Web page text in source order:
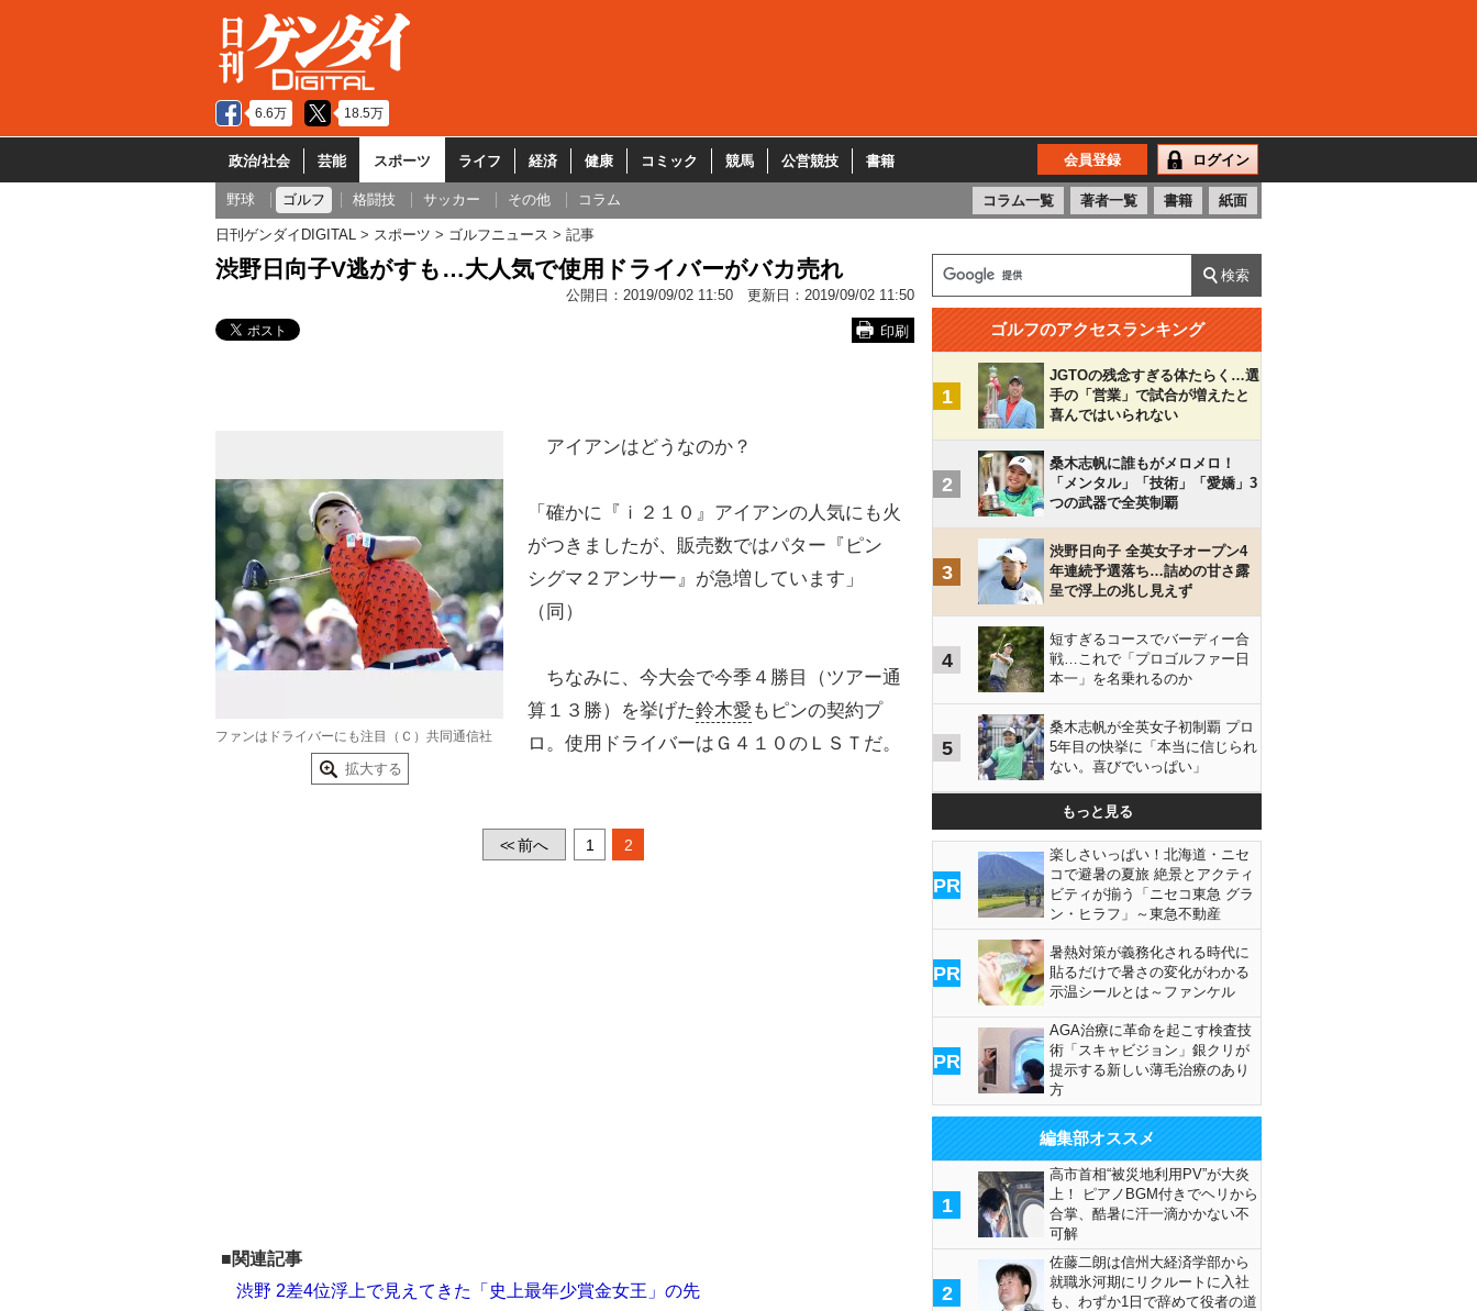
6.6万 18.5万
政治/社会 芸能 スポーツ ライフ 経済 健康 コミック 競馬 公営競技 書籍 会員登録 ログイン
野球 ゴルフ 格闘技 サッカー その他 コラム コラム一覧 著者一覧 書籍 紙面
日刊ゲンダイDIGITAL スポーツ ゴルフニュース 記事
渋野日向子V逃がすも…大人気で使用ドライバーがバカ売れ
公開日： 2019/09/02 11:50 更新日： 2019/09/02 11:50
印刷
ファンはドライバーにも注目（Ｃ）共同通信社
拡大する
アイアンはどうなのか？
「確かに『ｉ２１０』アイアンの人気にも火
がつきましたが、販売数ではパター『ピン
シグマ２アンサー』が急増しています」
（同）
ちなみに、今大会で今季４勝目（ツアー通
算１３勝）を挙げた鈴木愛 もピンの契約プ
ロ。使用ドライバーはＧ４１０のＬＳＴだ。
<<前へ 1 2
■関連記事
渋野 2差4位浮上で見えてきた「史上最年少賞金女王」の先
ゴルフのアクセスランキング
1
JGTOの残念すぎる体たらく…選
手の「営業」で試合が増えたと
喜んではいられない
2
桑木志帆に誰もがメロメロ！
「メンタル」「技術」「愛嬌」3
つの武器で全英制覇
3
渋野日向子 全英女子オープン4
年連続予選落ち…詰めの甘さ露
呈で浮上の兆し見えず
4
短すぎるコースでバーディー合
戦…これで「プロゴルファー日
本一」を名乗れるのか
5
桑木志帆が全英女子初制覇 プロ
5年目の快挙に「本当に信じられ
ない。喜びでいっぱい」
もっと見る
PR
楽しさいっぱい！北海道・ニセ
コで避暑の夏旅 絶景とアクティ
ビティが揃う「ニセコ東急 グラ
ン・ヒラフ」～東急不動産
PR
暑熱対策が義務化される時代に
貼るだけで暑さの変化がわかる
示温シールとは～ファンケル
PR
AGA治療に革命を起こす検査技
術「スキャビジョン」銀クリが
提示する新しい薄毛治療のあり
方
編集部オススメ
1
高市首相“被災地利用PV”が大炎
上！ ピアノBGM付きでヘリから
合掌、酷暑に汗一滴かかない不
可解
2
佐藤二朗は信州大経済学部から
就職氷河期にリクルートに入社
も、わずか1日で辞めて役者の道